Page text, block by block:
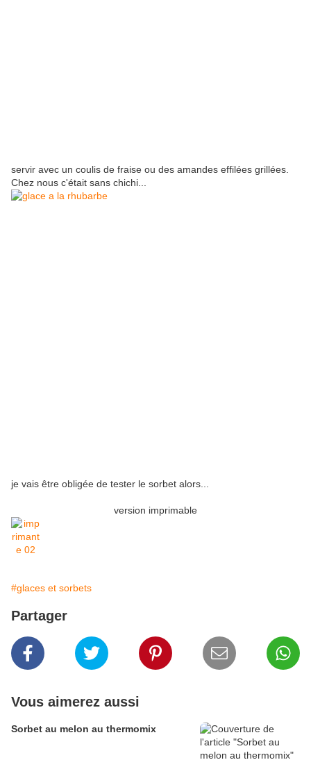
servir avec un coulis de fraise ou des amandes effilées grillées.
Chez nous c'était sans chichi...
je vais être obligée de tester le sorbet alors...
version imprimable
#glaces et sorbets
Partager
Vous aimerez aussi
Sorbet au melon au thermomix